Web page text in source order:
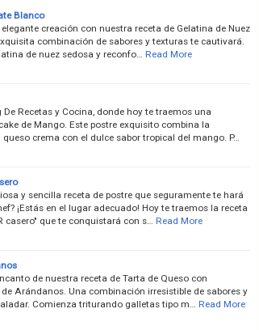
Blanco
creación con nuestra receta de Gelatina de Nuez
combinación de sabores y texturas te cautivará.
de nuez sedosa y reconfo…
Read More
Recetas y Cocina, donde hoy te traemos una
de Mango. Este postre exquisito combina la
crema con el dulce sabor tropical del mango. P…
y sencilla receta de postre que seguramente te hará
¡Estás en el lugar adecuado! Hoy te traemos la receta
casero" que te conquistará con s…
Read More
de nuestra receta de Tarta de Queso con
Arándanos. Una combinación irresistible de sabores y
Comienza triturando galletas tipo m…
Read More